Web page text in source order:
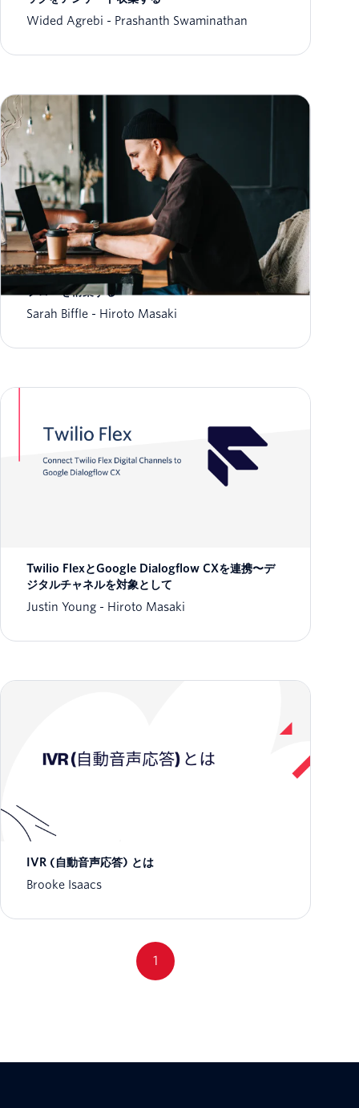
Wided Agrebi
Prashanth Swaminathan
Twilio Studioを利用し、コーディングなしでIVR
フローを構築する
Sarah Biffle
Hiroto Masaki
Twilio FlexとGoogle Dialogflow CXを連携〜デ
ジタルチャネルを対象として
Justin Young
Hiroto Masaki
IVR (自動音声応答) とは
Brooke Isaacs
1